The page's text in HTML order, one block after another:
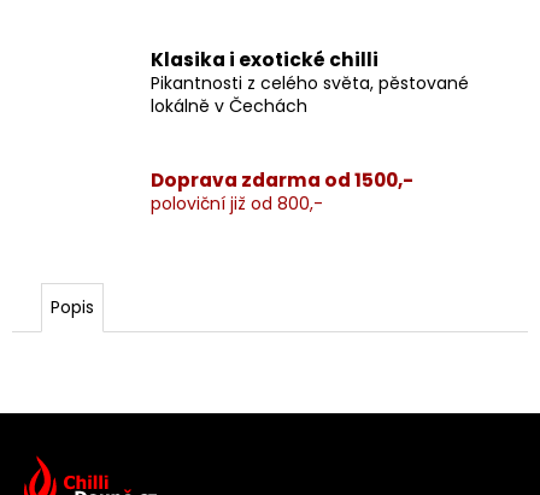
Klasika i exotické chilli
Pikantnosti z celého světa, pěstované
lokálně v Čechách
Doprava zdarma od 1500,-
poloviční již od 800,-
Popis